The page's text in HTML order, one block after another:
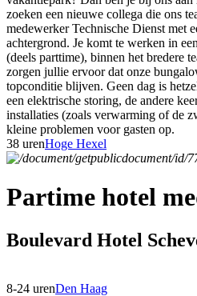
zoeken een nieuwe collega die ons
medewerker Technische Dienst met
achtergrond. Je komt te werken in
(deels parttime), binnen het bredere
zorgen jullie ervoor dat onze
topconditie blijven. Geen dag is
een elektrische storing, de andere
installaties (zoals verwarming of de
kleine problemen voor gasten op.
38 urenHoge Hexel
Partime hotel
Boulevard Hotel
8-24 urenDen Haag